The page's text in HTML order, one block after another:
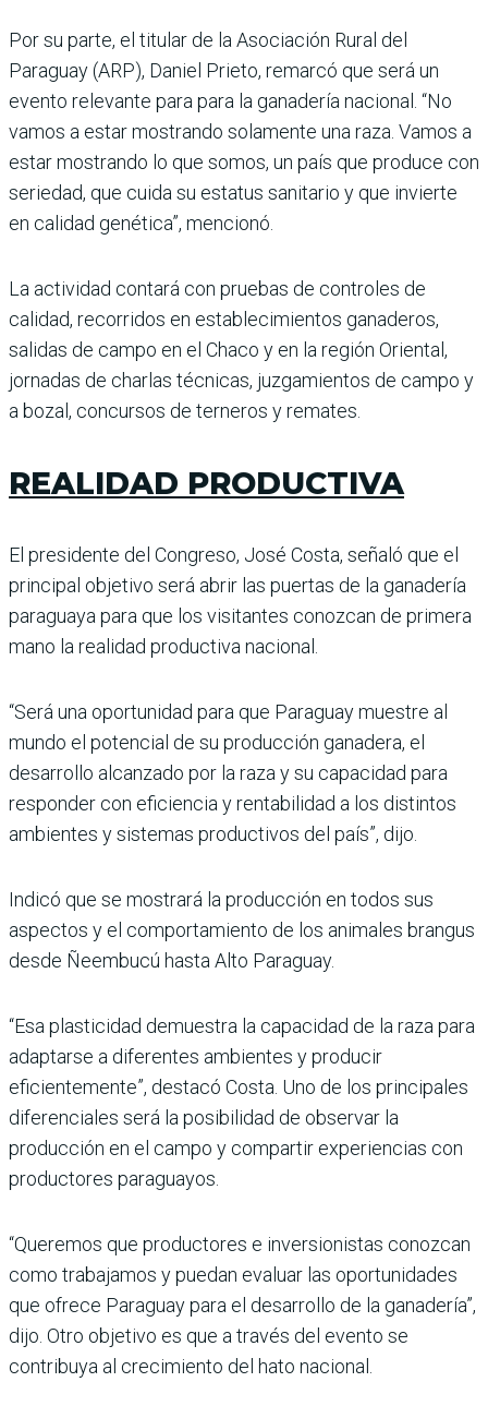
Por su parte, el titular de la Asociación Rural del
Paraguay (ARP), Daniel Prieto, remarcó que será un
evento relevante para para la ganadería nacional. “No
vamos a estar mostrando solamente una raza. Vamos a
estar mostrando lo que somos, un país que produce con
seriedad, que cuida su estatus sanitario y que invierte
en calidad genética”, mencionó.
La actividad contará con pruebas de controles de
calidad, recorridos en establecimientos ganaderos,
salidas de campo en el Chaco y en la región Oriental,
jornadas de charlas técnicas, juzgamientos de campo y
a bozal, concursos de terneros y remates.
REALIDAD PRODUCTIVA
El presidente del Congreso, José Costa, señaló que el
principal objetivo será abrir las puertas de la ganadería
paraguaya para que los visitantes conozcan de primera
mano la realidad productiva nacional.
“Será una oportunidad para que Paraguay muestre al
mundo el potencial de su producción ganadera, el
desarrollo alcanzado por la raza y su capacidad para
responder con eficiencia y rentabilidad a los distintos
ambientes y sistemas productivos del país”, dijo.
Indicó que se mostrará la producción en todos sus
aspectos y el comportamiento de los animales brangus
desde Ñeembucú hasta Alto Paraguay.
“Esa plasticidad demuestra la capacidad de la raza para
adaptarse a diferentes ambientes y producir
eficientemente”, destacó Costa. Uno de los principales
diferenciales será la posibilidad de observar la
producción en el campo y compartir experiencias con
productores paraguayos.
“Queremos que productores e inversionistas conozcan
como trabajamos y puedan evaluar las oportunidades
que ofrece Paraguay para el desarrollo de la ganadería”,
dijo. Otro objetivo es que a través del evento se
contribuya al crecimiento del hato nacional.